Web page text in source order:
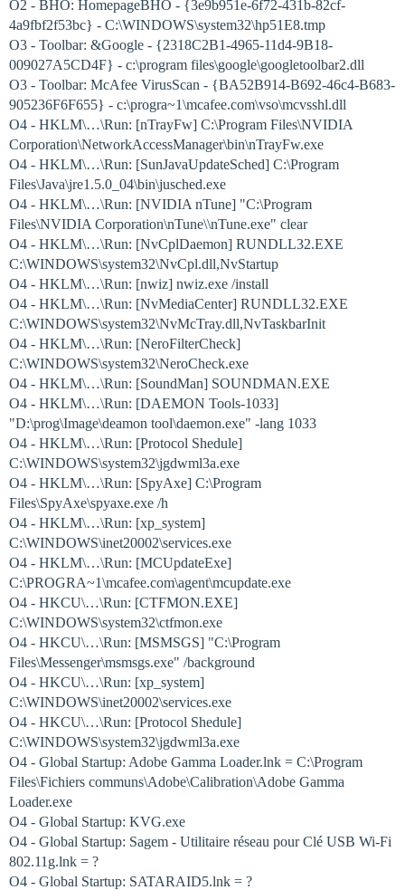
O2 - BHO: HomepageBHO - {3e9b951e-6f72-431b-82cf-
4a9fbf2f53bc} - C:\WINDOWS\system32\hp51E8.tmp
O3 - Toolbar: &Google - {2318C2B1-4965-11d4-9B18-
009027A5CD4F} - c:\program files\google\googletoolbar2.dll
O3 - Toolbar: McAfee VirusScan - {BA52B914-B692-46c4-B683-
905236F6F655} - c:\progra~1\mcafee.com\vso\mcvsshl.dll
O4 - HKLM\…\Run: [nTrayFw] C:\Program Files\NVIDIA
Corporation\NetworkAccessManager\bin\nTrayFw.exe
O4 - HKLM\…\Run: [SunJavaUpdateSched] C:\Program
Files\Java\jre1.5.0_04\bin\jusched.exe
O4 - HKLM\…\Run: [NVIDIA nTune] "C:\Program
Files\NVIDIA Corporation\nTune\\nTune.exe" clear
O4 - HKLM\…\Run: [NvCplDaemon] RUNDLL32.EXE
C:\WINDOWS\system32\NvCpl.dll,NvStartup
O4 - HKLM\…\Run: [nwiz] nwiz.exe /install
O4 - HKLM\…\Run: [NvMediaCenter] RUNDLL32.EXE
C:\WINDOWS\system32\NvMcTray.dll,NvTaskbarInit
O4 - HKLM\…\Run: [NeroFilterCheck]
C:\WINDOWS\system32\NeroCheck.exe
O4 - HKLM\…\Run: [SoundMan] SOUNDMAN.EXE
O4 - HKLM\…\Run: [DAEMON Tools-1033]
"D:\prog\Image\deamon tool\daemon.exe" -lang 1033
O4 - HKLM\…\Run: [Protocol Shedule]
C:\WINDOWS\system32\jgdwml3a.exe
O4 - HKLM\…\Run: [SpyAxe] C:\Program
Files\SpyAxe\spyaxe.exe /h
O4 - HKLM\…\Run: [xp_system]
C:\WINDOWS\inet20002\services.exe
O4 - HKLM\…\Run: [MCUpdateExe]
C:\PROGRA~1\mcafee.com\agent\mcupdate.exe
O4 - HKCU\…\Run: [CTFMON.EXE]
C:\WINDOWS\system32\ctfmon.exe
O4 - HKCU\…\Run: [MSMSGS] "C:\Program
Files\Messenger\msmsgs.exe" /background
O4 - HKCU\…\Run: [xp_system]
C:\WINDOWS\inet20002\services.exe
O4 - HKCU\…\Run: [Protocol Shedule]
C:\WINDOWS\system32\jgdwml3a.exe
O4 - Global Startup: Adobe Gamma Loader.lnk = C:\Program
Files\Fichiers communs\Adobe\Calibration\Adobe Gamma
Loader.exe
O4 - Global Startup: KVG.exe
O4 - Global Startup: Sagem - Utilitaire réseau pour Clé USB Wi-Fi
802.11g.lnk = ?
O4 - Global Startup: SATARAID5.lnk = ?